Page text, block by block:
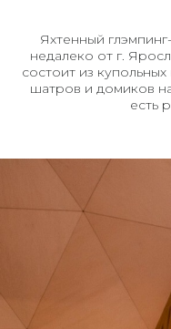
Яхтенный
недалеко от г.
состоит из
шатров и домиков
есть